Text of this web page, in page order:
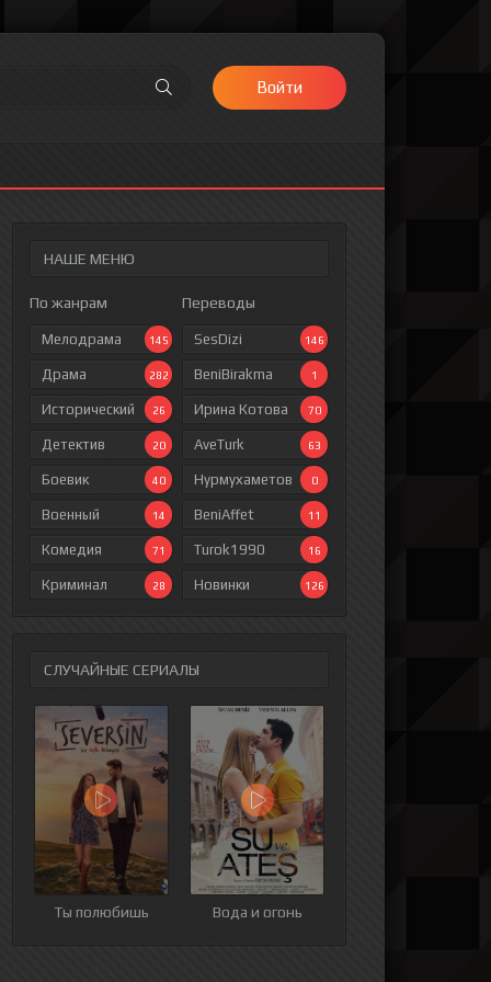
Войти
НАШЕ МЕНЮ
По жанрам
Мелодрама 145
Драма 282
Исторический 26
Детектив 20
Боевик 40
Военный 14
Комедия 71
Криминал 28
Переводы
SesDizi 146
BeniBirakma 1
Ирина Котова 70
AveTurk 63
Нурмухаметов 0
BeniAffet 11
Turok1990 16
Новинки 126
СЛУЧАЙНЫЕ СЕРИАЛЫ
Ты полюбишь Вода и огонь
9 серия 10 серия 11 серия